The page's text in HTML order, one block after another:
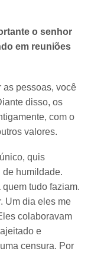
o senhor
em reuniões
as pessoas, você
disso, os
com o
valores.
quis
de humildade.
tudo faziam.
Um dia eles me
colaboravam
e
censura. Por